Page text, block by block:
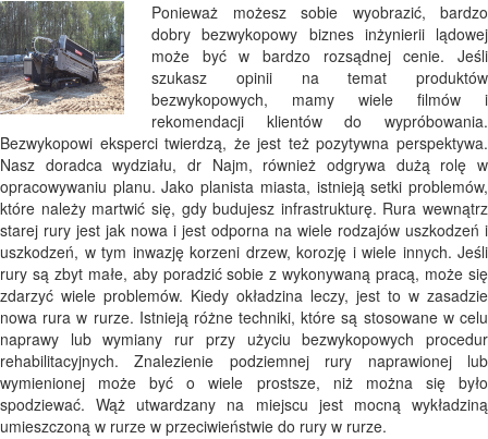
Ponieważ możesz sobie wyobrazić, bardzo
dobry bezwykopowy biznes inżynierii lądowej
może być w bardzo rozsądnej cenie. Jeśli
szukasz opinii na temat produktów
bezwykopowych, mamy wiele filmów i
rekomendacji klientów do wypróbowania.
Bezwykopowi eksperci twierdzą, że jest też pozytywna perspektywa.
Nasz doradca wydziału, dr Najm, również odgrywa dużą rolę w
opracowywaniu planu. Jako planista miasta, istnieją setki problemów,
które należy martwić się, gdy budujesz infrastrukturę. Rura wewnątrz
starej rury jest jak nowa i jest odporna na wiele rodzajów uszkodzeń i
uszkodzeń, w tym inwazję korzeni drzew, korozję i wiele innych. Jeśli
rury są zbyt małe, aby poradzić sobie z wykonywaną pracą, może się
zdarzyć wiele problemów. Kiedy okładzina leczy, jest to w zasadzie
nowa rura w rurze. Istnieją różne techniki, które są stosowane w celu
naprawy lub wymiany rur przy użyciu bezwykopowych procedur
rehabilitacyjnych. Znalezienie podziemnej rury naprawionej lub
wymienionej może być o wiele prostsze, niż można się było
spodziewać. Wąż utwardzany na miejscu jest mocną wykładziną
umieszczoną w rurze w przeciwieństwie do rury w rurze.